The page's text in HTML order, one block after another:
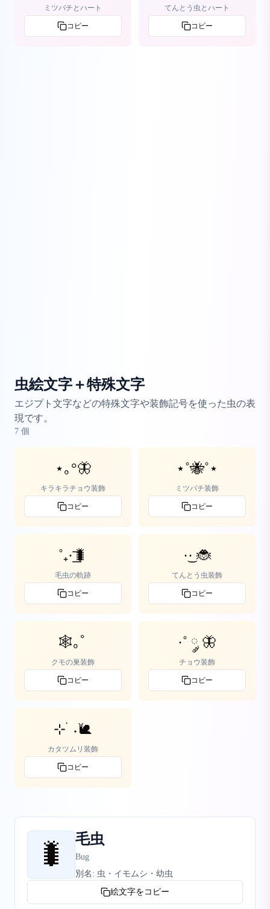
ミツバチとハート
コピー
てんとう虫とハート
コピー
虫絵文字＋特殊文字
エジプト文字などの特殊文字や装飾記号を使った虫の表
現です。
7 個
⋆｡°🦋
キラキラチョウ装飾
コピー
⋆˚🐝˚⋆
ミツバチ装飾
コピー
˚₊·͟͟͞͞🐛
毛虫の軌跡
コピー
·͜· 🐞
てんとう虫装飾
コピー
🕸️｡ﾟ
クモの巣装飾
コピー
·˚ ༘ 🦋
チョウ装飾
コピー
⊹ ࣪ ˖🐌
カタツムリ装飾
コピー
🐛 毛虫
Bug
別名: 虫・イモムシ・幼虫
絵文字をコピー